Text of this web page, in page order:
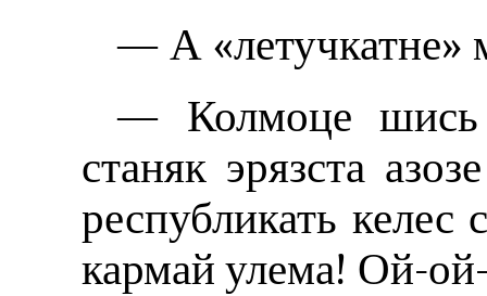
— А «летучкатне»
— Колмоце шись
станяк эрязста
республикать келес
кармай улема! Ой-